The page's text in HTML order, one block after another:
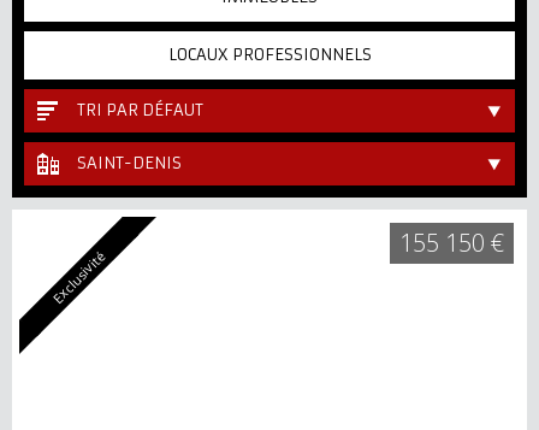
LOCAUX PROFESSIONNELS
TRI PAR DÉFAUT
SAINT-DENIS
Exclusivité
155 150 €